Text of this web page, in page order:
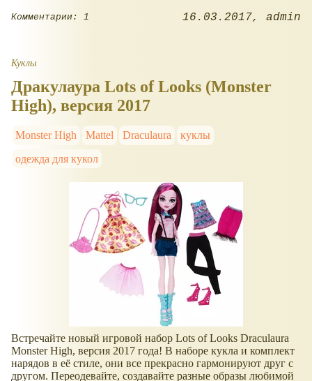
Комментарии: 1 16.03.2017 admin
Куклы
Дракулаура Lots of Looks (Monster
High), версия 2017
Monster High Mattel Draculaura
куклы
одежда для кукол
Встречайте новый игровой набор Lots of Looks Draculaura
Monster High, версия 2017 года! В наборе кукла и комплект
нарядов в её стиле, они все прекрасно гармонируют друг с
другом. Переодевайте, создавайте разные образы любимой